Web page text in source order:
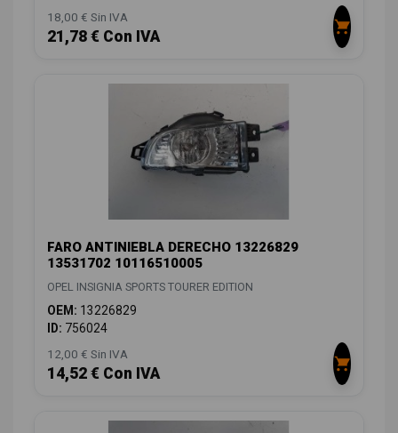
18,00 € Sin IVA
21,78 € Con IVA
FARO ANTINIEBLA DERECHO 13226829
13531702 10116510005
OPEL INSIGNIA SPORTS TOURER EDITION
OEM: 13226829
ID: 756024
12,00 € Sin IVA
14,52 € Con IVA